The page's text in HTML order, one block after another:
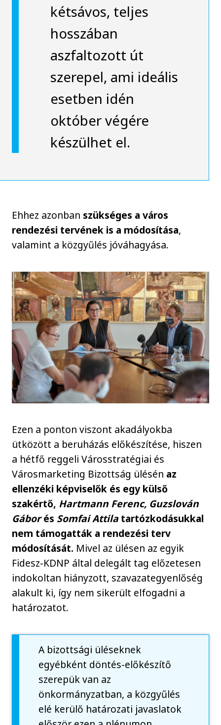
kétsávos, teljes
hosszában
aszfaltozott út
szerepel, ami ideális
esetben idén
október végére
készülhet el.
Ehhez azonban szükséges a város
rendezési tervének is a módosítása,
valamint a közgyűlés jóváhagyása.
Ezen a ponton viszont akadályokba
ütközött a beruházás előkészítése, hiszen
a hétfő reggeli Városstratégiai és
Városmarketing Bizottság ülésén az
ellenzéki képviselők és egy külső
szakértő, Hartmann Ferenc, Guzslován
Gáborés Somfai Attila tartózkodásukkal
nem támogatták a rendezési terv
módosítását. Mivel az ülésen az egyik
Fidesz-KDNP által delegált tag előzetesen
indokoltan hiányzott, szavazategyenlőség
alakult ki, így nem sikerült elfogadni a
határozatot.
A bizottsági üléseknek
egyébként döntés-előkészítő
szerepük van az
önkormányzatban, a közgyűlés
elé kerülő határozati javaslatok